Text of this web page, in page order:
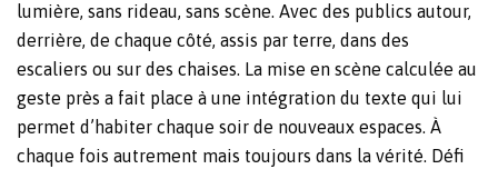
lumière, sans rideau, sans scène. Avec des publics autour,
derrière, de chaque côté, assis par terre, dans des
escaliers ou sur des chaises. La mise en scène calculée au
geste près a fait place à une intégration du texte qui lui
permet d’habiter chaque soir de nouveaux espaces. À
chaque fois autrement mais toujours dans la vérité. Défi